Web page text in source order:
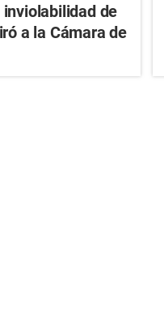
inviolabilidad de
a la Cámara de